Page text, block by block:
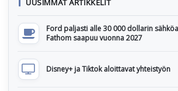
UUSIMMAT ARTIKKELIT
Ford paljasti alle 30 000 dollarin
Fathom saapuu vuonna 2027
Disney+ ja Tiktok aloittavat yhteistyön